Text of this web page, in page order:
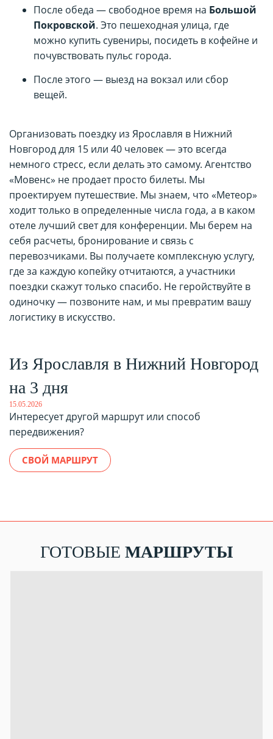
После обеда — свободное время на Большой
Покровской. Это пешеходная улица, где
можно купить сувениры, посидеть в кофейне и
почувствовать пульс города.
После этого — выезд на вокзал или сбор
вещей.
Организовать поездку из Ярославля в Нижний
Новгород для 15 или 40 человек — это всегда
немного стресс, если делать это самому. Агентство
«Мовенс» не продает просто билеты. Мы
проектируем путешествие. Мы знаем, что «Метеор»
ходит только в определенные числа года, а в каком
отеле лучший свет для конференции. Мы берем на
себя расчеты, бронирование и связь с
перевозчиками. Вы получаете комплексную услугу,
где за каждую копейку отчитаются, а участники
поездки скажут только спасибо. Не геройствуйте в
одиночку — позвоните нам, и мы превратим вашу
логистику в искусство.
Из Ярославля в Нижний Новгород
на 3 дня
15.05.2026
Интересует другой маршрут или способ
передвижения?
СВОЙ МАРШРУТ
ГОТОВЫЕ МАРШРУТЫ